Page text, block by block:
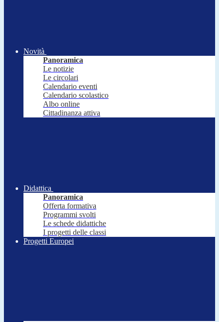
Novità
Panoramica
Le notizie
Le circolari
Calendario eventi
Calendario scolastico
Albo online
Cittadinanza attiva
Didattica
Panoramica
Offerta formativa
Programmi svolti
Le schede didattiche
I progetti delle classi
Progetti Europei